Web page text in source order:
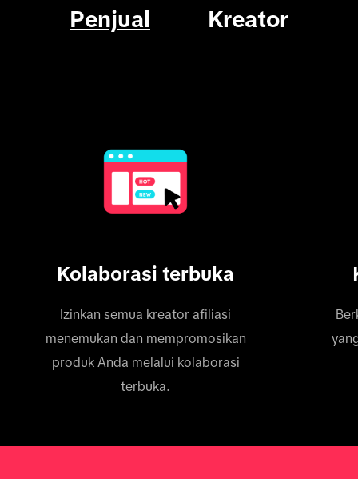
Penjual Kreator
Kolaborasi terbuka
Izinkan semua kreator afiliasi
menemukan dan mempromosikan
produk Anda melalui kolaborasi
terbuka.